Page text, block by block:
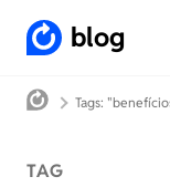
blog
Tags:
TAG